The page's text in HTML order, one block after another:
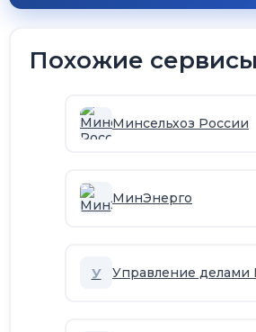
Похожие сервисы
Минсельхоз России
МинЭнерго
У Управление